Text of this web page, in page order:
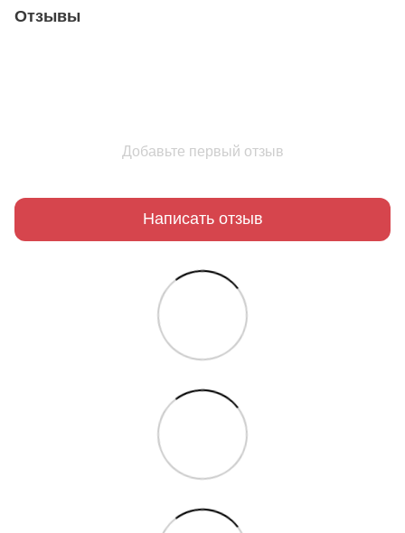
Отзывы
Добавьте первый отзыв
Написать отзыв